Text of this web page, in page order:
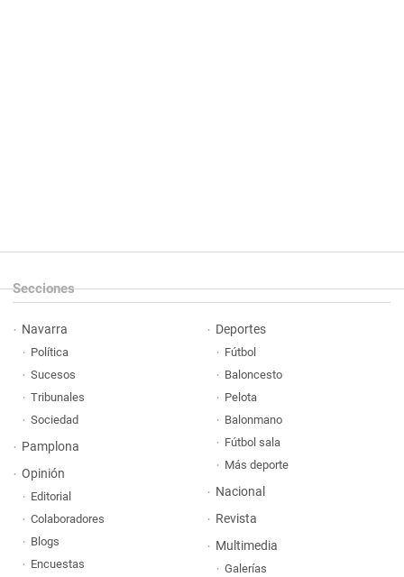
Secciones
Navarra
Política
Sucesos
Tribunales
Sociedad
Pamplona
Opinión
Editorial
Colaboradores
Blogs
Encuestas
Deportes
Fútbol
Baloncesto
Pelota
Balonmano
Fútbol sala
Más deporte
Nacional
Revista
Multimedia
Galerías